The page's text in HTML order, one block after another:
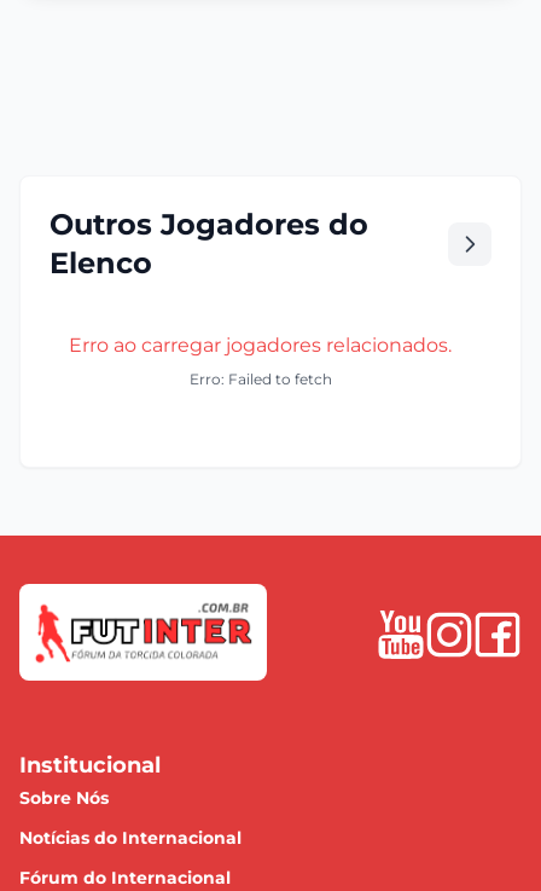
Outros Jogadores do
Elenco
Erro ao carregar jogadores relacionados.
Erro: Failed to fetch
Institucional
Sobre Nós
Notícias do Internacional
Fórum do Internacional